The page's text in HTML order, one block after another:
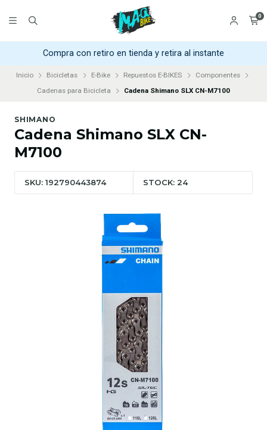
0
Compra con retiro en tienda y retira al instante
Inicio Bicicletas E-Bike Repuestos E-BIKES
Componentes
Cadenas para Bicicleta
Cadena Shimano SLX CN-M7100
SHIMANO
Cadena Shimano SLX CN-
M7100
SKU: 192790443874 STOCK: 24